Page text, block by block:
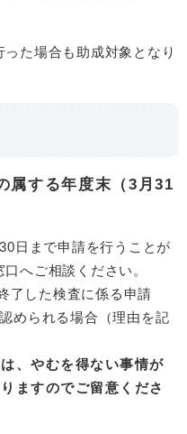
た場合も助成対象となり
属する年度末（3月31
日まで申請を行うことが
へご相談ください。
了した検査に係る申請
められる場合（理由を記
、やむを得ない事情が
ますのでご留意くださ